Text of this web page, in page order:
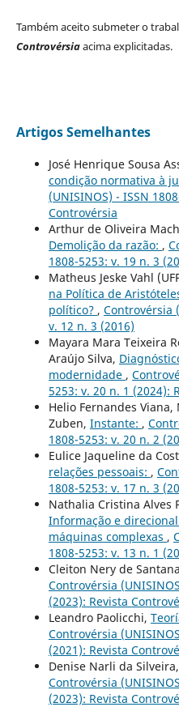
Também aceito submeter o
Controvérsiaacima explicitadas.
Artigos Semelhantes
José Henrique Sousa
condição normativa à
(UNISINOS) - ISSN
Controvérsia
Arthur de Oliveira
Demolição da razão: ,
1808-5253: v. 19 n. 3
Matheus Jeske Vahl
na Política de
político? , Controvérsia
v. 12 n. 3 (2016)
Mayara Mara Teixeira
Araújo Silva,
modernidade ,
5253: v. 20 n. 1 (2024):
Helio Fernandes Viana,
Zuben, Instante: ,
1808-5253: v. 20 n. 2
Eulice Jaqueline da
relações pessoais: ,
1808-5253: v. 17 n. 3
Nathalia Cristina Alves
Informação e
máquinas complexas ,
1808-5253: v. 13 n. 1
Cleiton Nery de
Controvérsia
(2023): Revista
Leandro Paolicchi,
Controvérsia
(2021): Revista
Denise Narli da Silveira,
Controvérsia
(2023): Revista